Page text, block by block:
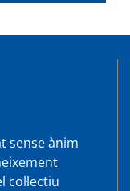
sense ànim